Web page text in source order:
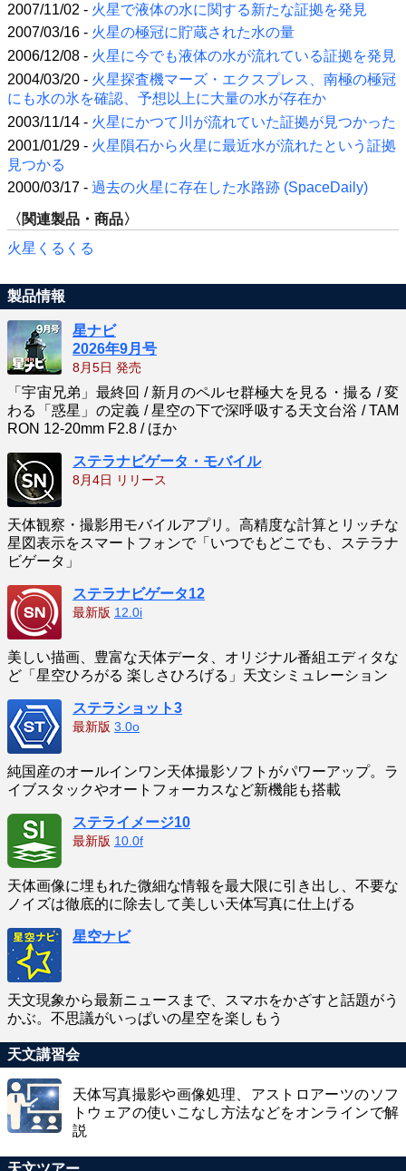
2007/11/02 - 火星で液体の水に関する新たな証拠を発見
2007/03/16 - 火星の極冠に貯蔵された水の量
2006/12/08 - 火星に今でも液体の水が流れている証拠を発見
2004/03/20 - 火星探査機マーズ・エクスプレス、南極の極冠
にも水の氷を確認、予想以上に大量の水が存在か
2003/11/14 - 火星にかつて川が流れていた証拠が見つかった
2001/01/29 - 火星隕石から火星に最近水が流れたという証拠
見つかる
2000/03/17 - 過去の火星に存在した水路跡 (SpaceDaily)
〈関連製品・商品〉
火星くるくる
製品情報
星ナビ
2026年9月号
8月5日 発売
「宇宙兄弟」最終回 / 新月のペルセ群極大を見る・撮る / 変
わる「惑星」の定義 / 星空の下で深呼吸する天文台浴 / TAM
RON 12-20mm F2.8 / ほか
ステラナビゲータ・モバイル
8月4日 リリース
天体観察・撮影用モバイルアプリ。高精度な計算とリッチな
星図表示をスマートフォンで「いつでもどこでも、ステラナ
ビゲータ」
ステラナビゲータ12
最新版 12.0i
美しい描画、豊富な天体データ、オリジナル番組エディタな
ど「星空ひろがる 楽しさひろげる」天文シミュレーション
ステラショット3
最新版 3.0o
純国産のオールインワン天体撮影ソフトがパワーアップ。ラ
イブスタックやオートフォーカスなど新機能も搭載
ステライメージ10
最新版 10.0f
天体画像に埋もれた微細な情報を最大限に引き出し、不要な
ノイズは徹底的に除去して美しい天体写真に仕上げる
星空ナビ
天文現象から最新ニュースまで、スマホをかざすと話題がう
かぶ。不思議がいっぱいの星空を楽しもう
天文講習会
天体写真撮影や画像処理、アストロアーツのソフ
トウェアの使いこなし方法などをオンラインで解
説